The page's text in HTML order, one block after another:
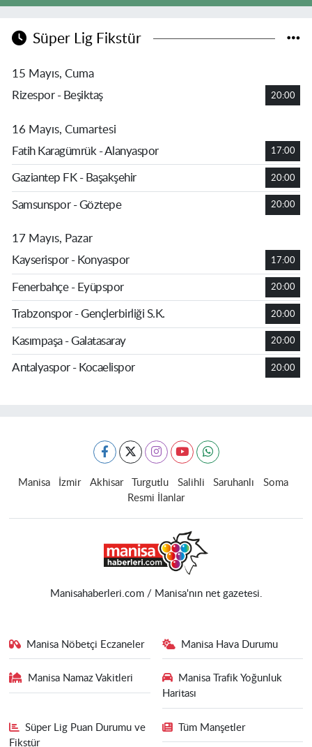
Süper Lig Fikstür
15 Mayıs, Cuma
Rizespor - Beşiktaş
20:00
16 Mayıs, Cumartesi
Fatih Karagümrük - Alanyaspor
17:00
Gaziantep FK - Başakşehir 20:00
Samsunspor - Göztepe 20:00
17 Mayıs, Pazar
Kayserispor - Konyaspor
17:00
Fenerbahçe - Eyüpspor 20:00
Trabzonspor - Gençlerbirliği S.K. 20:00
Kasımpaşa - Galatasaray 20:00
Antalyaspor - Kocaelispor 20:00
Manisa İzmir Akhisar Turgutlu Salihli Saruhanlı
Soma
Resmi İlanlar
Manisahaberleri.com / Manisa'nın net gazetesi.
Manisa Nöbetçi Eczaneler Manisa Hava Durumu
Manisa Namaz Vakitleri
Manisa Trafik Yoğunluk
Haritası
Süper Lig Puan Durumu ve
Fikstür
Tüm Manşetler